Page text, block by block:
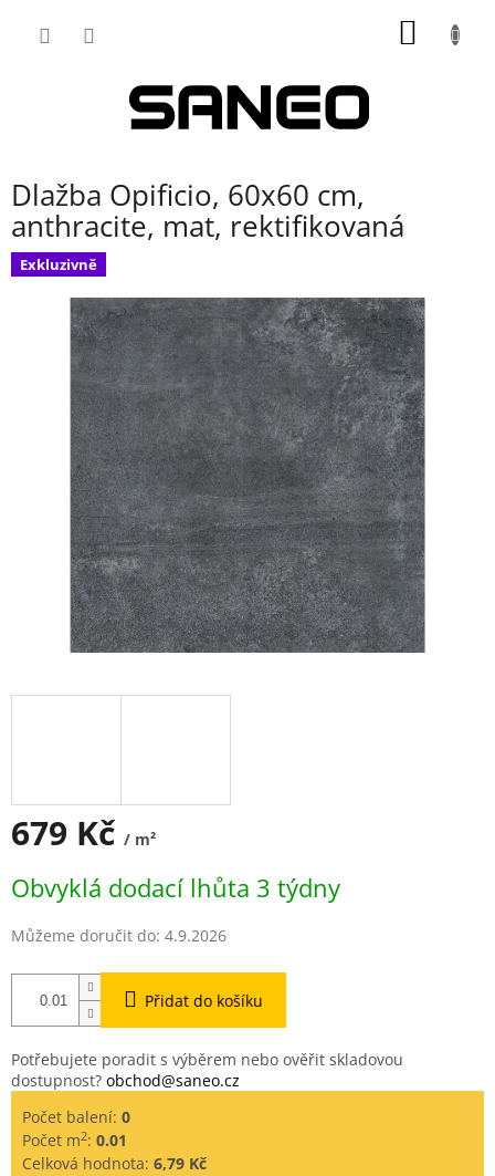
Dlažba Opificio, 60x60 cm,
anthracite, mat, rektifikovaná
Exkluzivně
679 Kč / m²
cena:
Obvyklá dodací lhůta 3 týdny
Můžeme doručit do: 4.9.2026
Přidat do košíku
Potřebujete poradit s výběrem nebo ověřit skladovou
dostupnost? obchod@saneo.cz
Počet balení: 0
Počet m2: 0.01
Celková hodnota: 6,79 Kč